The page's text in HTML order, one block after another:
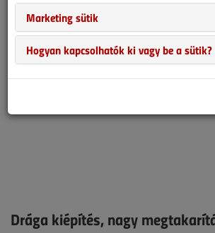
Drága kiépítés, nagy
Marketing sütik
Hogyan kapcsolhatók ki vagy be a sütik?